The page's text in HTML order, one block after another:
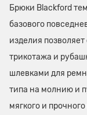
Брюки Blackford
базового
изделия
трикотажа и
шлевками для
типа на молнию и
мягкого и